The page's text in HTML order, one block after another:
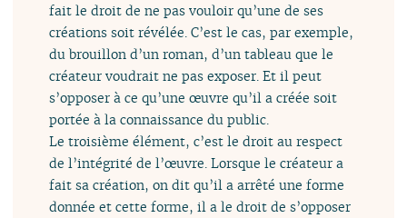
fait le droit de ne pas vouloir qu’une de ses
créations soit révélée. C’est le cas, par exemple,
du brouillon d’un roman, d’un tableau que le
créateur voudrait ne pas exposer. Et il peut
s’opposer à ce qu’une œuvre qu’il a créée soit
portée à la connaissance du public.
Le troisième élément, c’est le droit au respect
de l’intégrité de l’œuvre. Lorsque le créateur a
fait sa création, on dit qu’il a arrêté une forme
donnée et cette forme, il a le droit de s’opposer